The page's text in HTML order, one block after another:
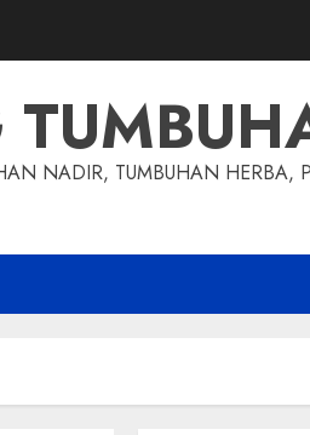
NADIR, TUMBUHAN HERBA,